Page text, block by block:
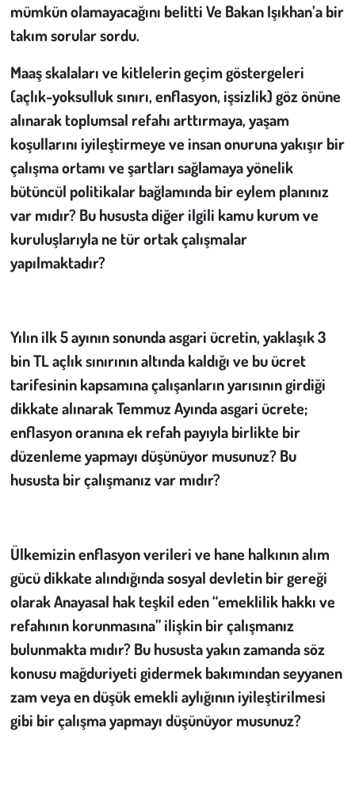
mümkün olamayacağını belitti Ve Bakan Işıkhan’a bir
takım sorular sordu.
Maaş skalaları ve kitlelerin geçim göstergeleri
(açlık-yoksulluk sınırı, enflasyon, işsizlik) göz önüne
alınarak toplumsal refahı arttırmaya, yaşam
koşullarını iyileştirmeye ve insan onuruna yakışır bir
çalışma ortamı ve şartları sağlamaya yönelik
bütüncül politikalar bağlamında bir eylem planınız
var mıdır? Bu hususta diğer ilgili kamu kurum ve
kuruluşlarıyla ne tür ortak çalışmalar
yapılmaktadır?
Yılın ilk 5 ayının sonunda asgari ücretin, yaklaşık 3
bin TL açlık sınırının altında kaldığı ve bu ücret
tarifesinin kapsamına çalışanların yarısının girdiği
dikkate alınarak Temmuz Ayında asgari ücrete;
enflasyon oranına ek refah payıyla birlikte bir
düzenleme yapmayı düşünüyor musunuz? Bu
hususta bir çalışmanız var mıdır?
Ülkemizin enflasyon verileri ve hane halkının alım
gücü dikkate alındığında sosyal devletin bir gereği
olarak Anayasal hak teşkil eden “emeklilik hakkı ve
refahının korunmasına” ilişkin bir çalışmanız
bulunmakta mıdır? Bu hususta yakın zamanda söz
konusu mağduriyeti gidermek bakımından seyyanen
zam veya en düşük emekli aylığının iyileştirilmesi
gibi bir çalışma yapmayı düşünüyor musunuz?